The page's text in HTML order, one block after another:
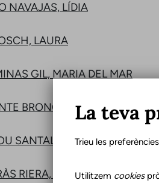
NAVAJAS, LÍDIA
LAURA
GIL, MARIA DEL MAR
BRONCALES, CECILIA
SANTALLUSIA, TÀNIA
RIERA, GLÒRIA
La teva
Trieu les
Utilitzem cookies